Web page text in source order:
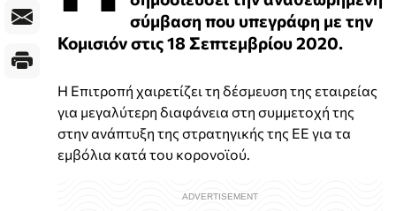
σύμβαση που υπεγράφη με την
Κομισιόν στις 18 Σεπτεμβρίου 2020.
Η Επιτροπή χαιρετίζει τη δέσμευση της εταιρείας
για μεγαλύτερη διαφάνεια στη συμμετοχή της
στην ανάπτυξη της στρατηγικής της ΕΕ για τα
εμβόλια κατά του κορονοϊού.